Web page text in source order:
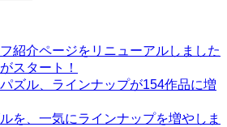
紹介ページをリニューアルしました
スタート！
ズル、ラインナップが154作品に増
を、一気にラインナップを増やしま